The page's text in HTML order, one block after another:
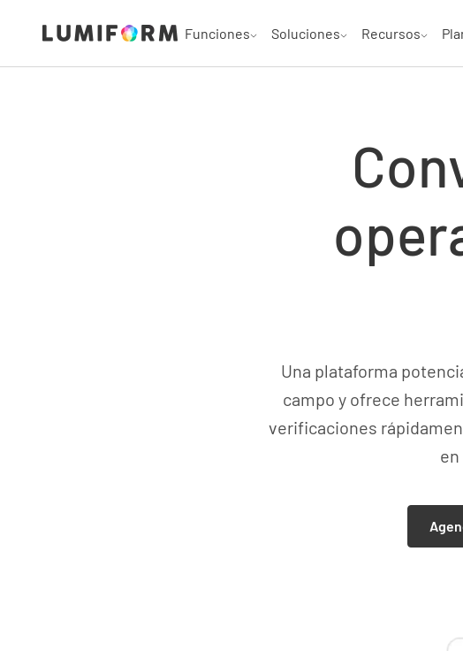
Funciones Soluciones Recursos
Una plataforma
campo y ofrece
verificaciones